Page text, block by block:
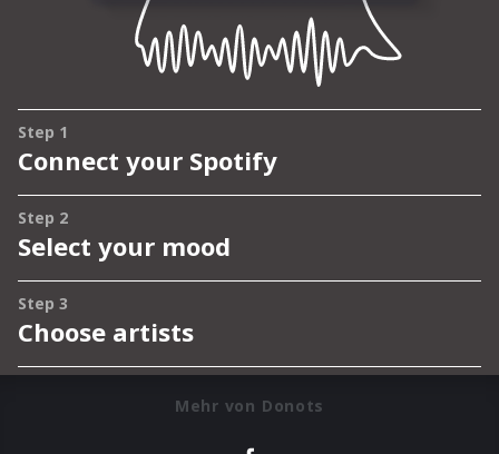
Mehr von Donots